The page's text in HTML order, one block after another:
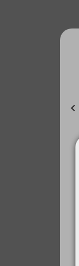
chevron_left